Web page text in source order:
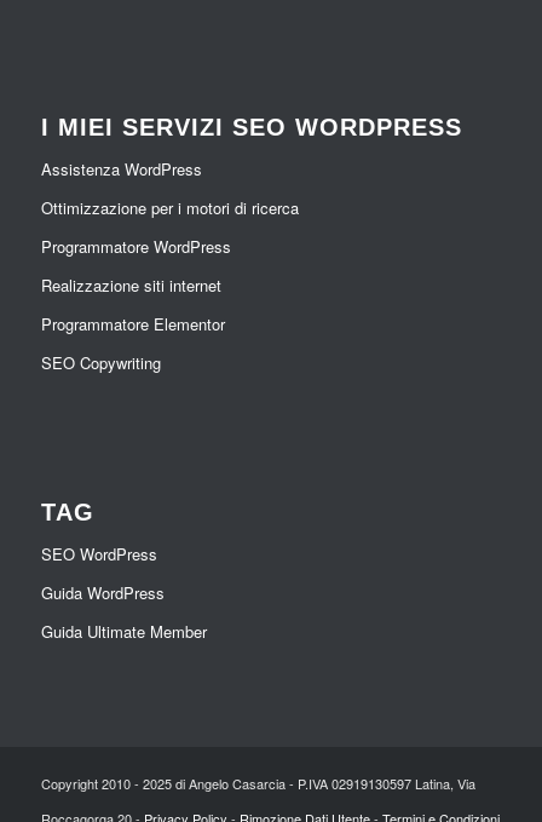
I MIEI SERVIZI SEO WORDPRESS
Assistenza WordPress
Ottimizzazione per i motori di ricerca
Programmatore WordPress
Realizzazione siti internet
Programmatore Elementor
SEO Copywriting
TAG
SEO WordPress
Guida WordPress
Guida Ultimate Member
Copyright 2010 - 2025 di Angelo Casarcia - P.IVA 02919130597 Latina, Via